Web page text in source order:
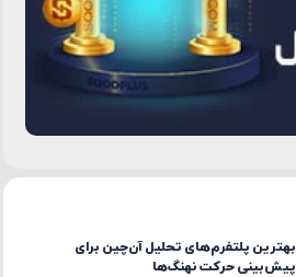
بهترین پلتفرم‌های تحلیل آن‌چین برای
پیش‌بینی حرکت نهنگ‌ها